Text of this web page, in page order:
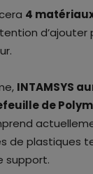
4
d’ajouter
INTAMSYS
de
de plastiques
support.